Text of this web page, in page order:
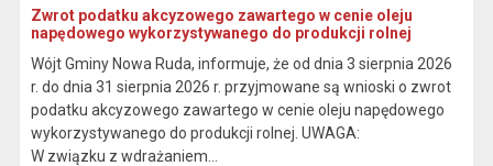
Zwrot podatku akcyzowego zawartego w cenie oleju
napędowego wykorzystywanego do produkcji rolnej
Wójt Gminy Nowa Ruda, informuje, że od dnia 3 sierpnia 2026
r. do dnia 31 sierpnia 2026 r. przyjmowane są wnioski o zwrot
podatku akcyzowego zawartego w cenie oleju napędowego
wykorzystywanego do produkcji rolnej. UWAGA:
W związku z wdrażaniem...